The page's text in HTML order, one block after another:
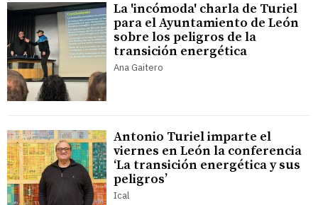
La 'incómoda' charla de Turiel
para el Ayuntamiento de León
sobre los peligros de la
transición energética
Ana Gaitero
Antonio Turiel imparte el
viernes en León la conferencia
‘La transición energética y sus
peligros’
Ical